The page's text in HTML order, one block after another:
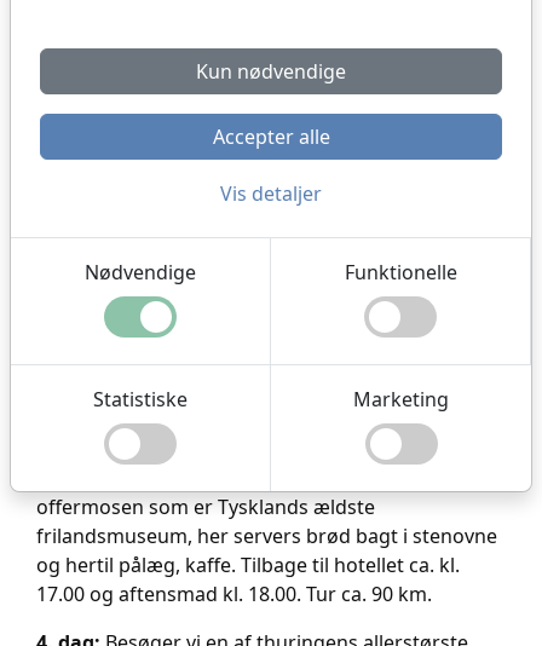
Kun nødvendige
Accepter alle
Vis detaljer
Nødvendige Funktionelle
Statistiske Marketing
der er elevator op og ned. Herefter kører vi til
middelalderbyen Muhlhausen hvor vi spiser
frokost.Her bliver der lejlighed til at gå på den
gamle bymur. Vi fortsætter til Tysklands Midtpunkt
hvor vi sammen med 1 snaps får udleveret et
offermosen som er Tysklands ældste
frilandsmuseum, her servers brød bagt i stenovne
og hertil pålæg, kaffe. Tilbage til hotellet ca. kl.
17.00 og aftensmad kl. 18.00. Tur ca. 90 km.